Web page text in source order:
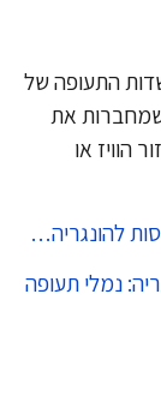
התעופה של
את
או
להונגריה…
נמלי תעופה